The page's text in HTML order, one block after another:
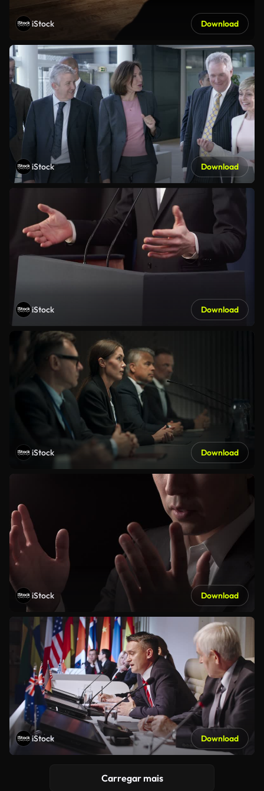
iStock Download
iStock Download
iStock Download
iStock Download
iStock Download
iStock Download
Carregar mais